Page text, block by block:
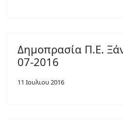
Δημοπρασία Π.Ε.
07-2016
11 Ιουλιου 2016